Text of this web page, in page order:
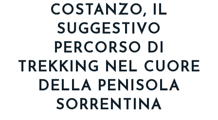
COSTANZO, IL
SUGGESTIVO
PERCORSO DI
TREKKING NEL CUORE
DELLA PENISOLA
SORRENTINA